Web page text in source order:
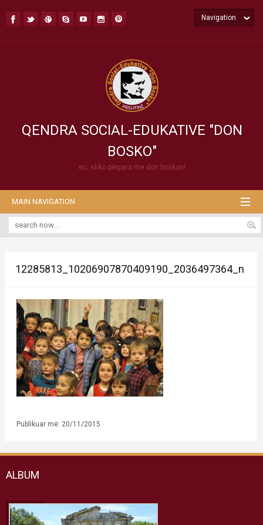
QENDRA SOCIAL-EDUKATIVE "DON
BOSKO"
ec, shko përpara me don boskon!
Navigation
MAIN NAVIGATION
12285813_10206907870409190_2036497364_n
Publikuar më: 20/11/2015
ALBUM